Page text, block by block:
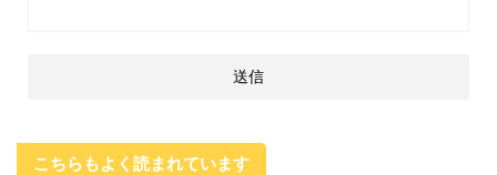
こちらもよく読まれています